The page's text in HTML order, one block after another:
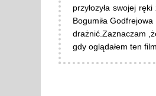
przyłozyła swojej
Bogumiła
drażnić.Zaznaczam
gdy oglądałem ten